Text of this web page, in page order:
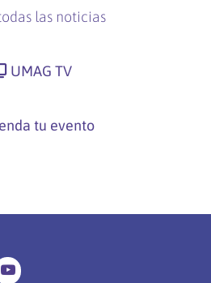
las noticias
UMAG TV
tu evento